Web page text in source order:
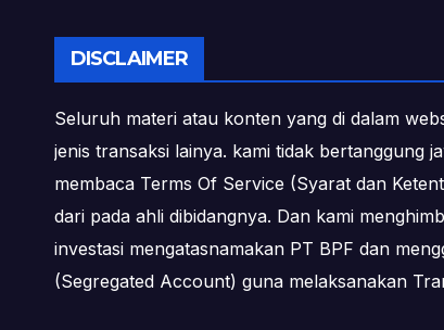
DISCLAIMER
Seluruh materi atau konten yang di dalam
jenis transaksi lainya. kami tidak bertanggung
membaca Terms Of Service (Syarat dan
dari pada ahli dibidangnya. Dan kami
investasi mengatasnamakan PT BPF dan
(Segregated Account) guna melaksanakan